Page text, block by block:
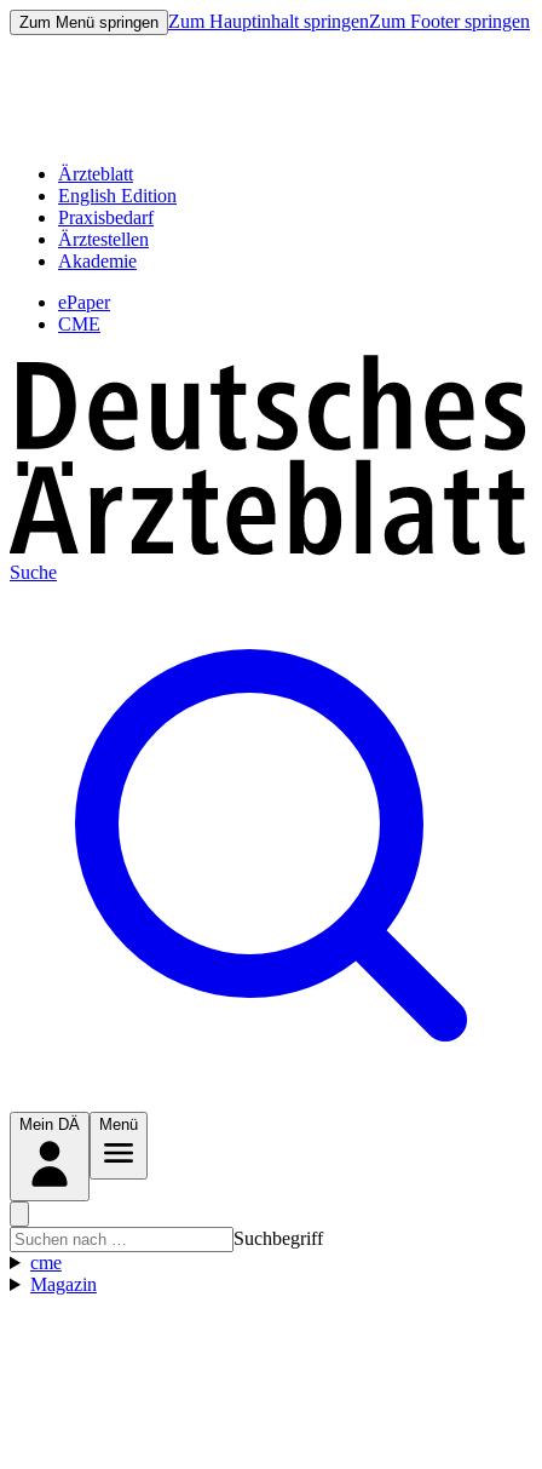
Zum Menü springen Zum Hauptinhalt springenZum Footer springen
Ärzteblatt
English Edition
Praxisbedarf
Ärztestellen
Akademie
ePaper
CME
Suche
Mein DÄ Menü
Suchbegriff
cme
Magazin